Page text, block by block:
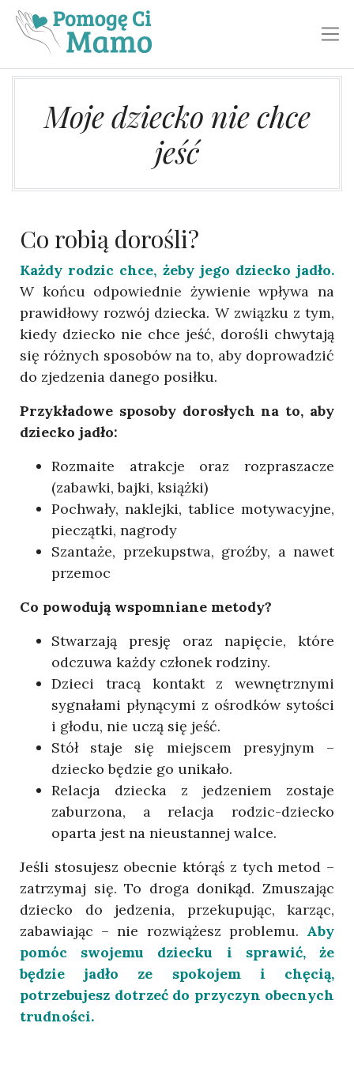
Moje dziecko nie chce
jeść
Co robią dorośli?
Każdy rodzic chce, żeby jego dziecko jadło.
W końcu odpowiednie żywienie wpływa na
prawidłowy rozwój dziecka. W związku z tym,
kiedy dziecko nie chce jeść, dorośli chwytają
się różnych sposobów na to, aby doprowadzić
do zjedzenia danego posiłku.
Przykładowe sposoby dorosłych na to, aby
dziecko jadło:
Rozmaite atrakcje oraz rozpraszacze
(zabawki, bajki, książki)
Pochwały, naklejki, tablice motywacyjne,
pieczątki, nagrody
Szantaże, przekupstwa, groźby, a nawet
przemoc
Co powodują wspomniane metody?
Stwarzają presję oraz napięcie, które
odczuwa każdy członek rodziny.
Dzieci tracą kontakt z wewnętrznymi
sygnałami płynącymi z ośrodków sytości
i głodu, nie uczą się jeść.
Stół staje się miejscem presyjnym –
dziecko będzie go unikało.
Relacja dziecka z jedzeniem zostaje
zaburzona, a relacja rodzic-dziecko
oparta jest na nieustannej walce.
Jeśli stosujesz obecnie którąś z tych metod –
zatrzymaj się. To droga donikąd. Zmuszając
dziecko do jedzenia, przekupując, karząc,
zabawiając – nie rozwiążesz problemu. Aby
pomóc swojemu dziecku i sprawić, że
będzie jadło ze spokojem i chęcią,
potrzebujesz dotrzeć do przyczyn obecnych
trudności.